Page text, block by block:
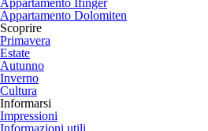
Appartamento Ifinger
Appartamento Dolomiten
Scoprire
Primavera
Estate
Autunno
Inverno
Cultura
Informarsi
Impressioni
Informazioni utili